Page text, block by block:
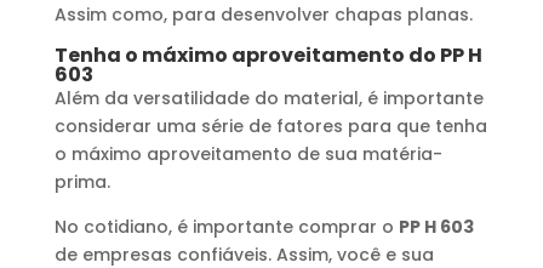
Assim como, para desenvolver chapas planas.
Tenha o máximo aproveitamento do PP H
603
Além da versatilidade do material, é importante
considerar uma série de fatores para que tenha
o máximo aproveitamento de sua matéria-
prima.
No cotidiano, é importante comprar o PP H 603
de empresas confiáveis. Assim, você e sua